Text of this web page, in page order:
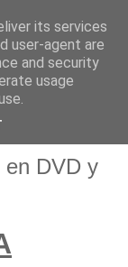
en DVD y
its services
user-agent are
and security
usage